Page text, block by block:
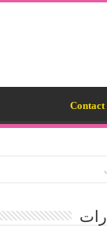
Contact